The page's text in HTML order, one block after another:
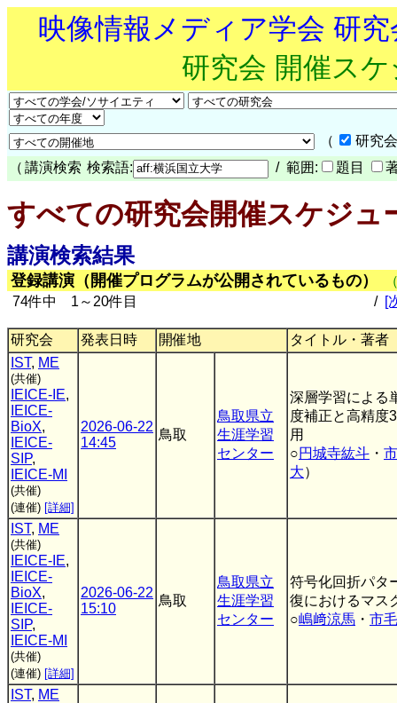
映像情報メディア学会 研
研究会 開催ス
（
研究
（ 講演検索 検索語: / 範囲: 題目
すべての研究会開催スケジュ
講演検索結果
登録講演（開催プログラムが公開されているもの）
74件中 1～20件目
/ [
研究会 発表日時 開催地
タイトル・著者
IST, ME
(共催)
IEICE-IE,
IEICE-
BioX,
IEICE-
SIP,
IEICE-MI
(共催)
(連催) [詳細]
2026-06-22
14:45
鳥取
鳥取県立
生涯学習
センター
深層学習による
度補正と高精度
用
○円城寺紘斗 ・
大）
IST, ME
(共催)
IEICE-IE,
IEICE-
BioX,
IEICE-
SIP,
IEICE-MI
(共催)
(連催) [詳細]
2026-06-22
15:10
鳥取
鳥取県立
生涯学習
センター
符号化回折パタ
復におけるマス
○嶋﨑涼馬 ・ 市
IST, ME